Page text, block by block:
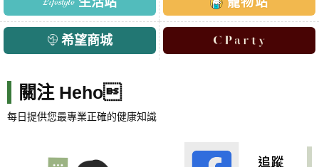
希望商城
關注 Heho
每日提供您最專業正確的健康知識